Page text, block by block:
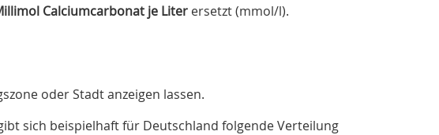
Calciumcarbonat je Liter ersetzt (mmol/l).
oder Stadt anzeigen lassen.
sich beispielhaft für Deutschland folgende Verteilung